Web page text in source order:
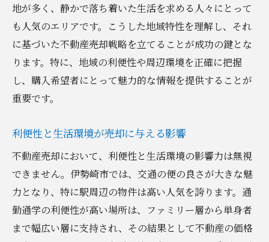
市場価格を反映した適正価格の設定方法
過去の売却事例に基づく価格設定のポイン
ト
価格設定における地域特性の活用法
価格交渉を有利に進めるための準備
伊勢崎市・太田市の不動産売却で知っておくべ
きタイミングの見極め方
売却のベストタイミングを見つける方法
季節や経済状況が売却に与える影響
市場動向に基づいた売却タイミング戦略
地が多く、静かで落ち着いた生活を求める人々にとって
も人気のエリアです。こうした地域特性を理解し、それ
に基づいた不動産売却戦略を立てることが成功の鍵とな
ります。特に、地域の利便性や周辺環境を正確に把握
し、購入希望者にとって魅力的な情報を提供することが
重要です。
利便性と生活環境が売却に与える影響
不動産売却において、利便性と生活環境の影響力は無視
できません。伊勢崎市では、交通の便の良さが大きな魅
力となり、特に駅周辺の物件は高い人気を誇ります。通
勤通学の利便性が高い場所は、ファミリー層から単身者
まで幅広い層に支持され、その結果として不動産の価格